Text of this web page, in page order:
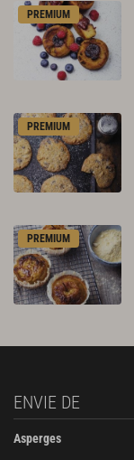
PREMIUM
PREMIUM
PREMIUM
ENVIE DE
Asperges